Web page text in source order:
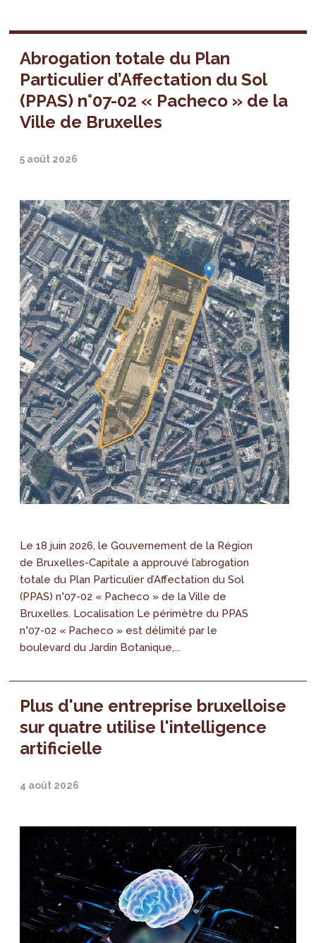
Abrogation totale du Plan
Particulier d’Affectation du Sol
(PPAS) n°07-02 « Pacheco » de la
Ville de Bruxelles
5 août 2026
Le 18 juin 2026, le Gouvernement de la Région
de Bruxelles-Capitale a approuvé l’abrogation
totale du Plan Particulier d’Affectation du Sol
(PPAS) n°07-02 « Pacheco » de la Ville de
Bruxelles. Localisation Le périmètre du PPAS
n°07-02 « Pacheco » est délimité par le
boulevard du Jardin Botanique,...
Plus d'une entreprise bruxelloise
sur quatre utilise l'intelligence
artificielle
4 août 2026